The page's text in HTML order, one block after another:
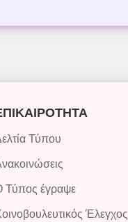
Τύπου
Τύπος έγραψε
Έλεγχος